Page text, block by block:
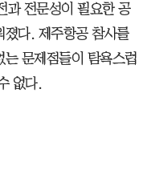
과 전문성이 필요한 공
졌다. 제주항공 참사를
문제점들이 탐욕스럽
없다.